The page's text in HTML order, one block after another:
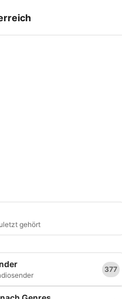
gehört
377